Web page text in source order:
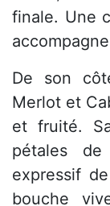
finale. Une
De son
Merlot et
et fruité.
pétales
expressif
bouche